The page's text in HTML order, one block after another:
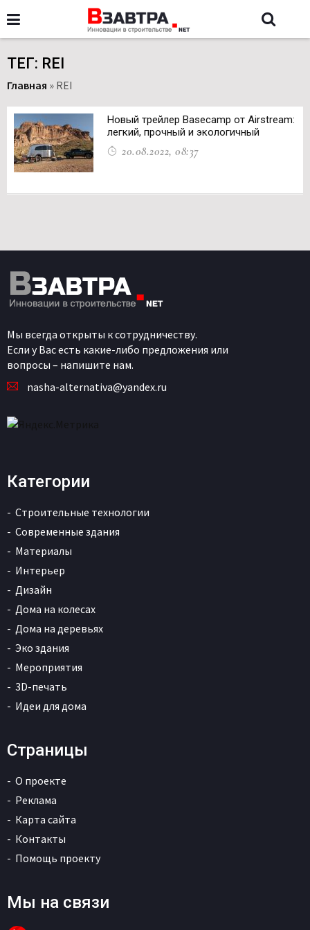
ТЕГ: REI
Главная » REI
Новый трейлер Basecamp от Airstream:
легкий, прочный и экологичный
20.08.2022, 08:37
Мы всегда открыты к сотрудничеству.
Если у Вас есть какие-либо предложения или
вопросы – напишите нам.
nasha-alternativa@yandex.ru
Категории
Строительные технологии
Современные здания
Материалы
Интерьер
Дизайн
Дома на колесах
Дома на деревьях
Эко здания
Мероприятия
3D-печать
Идеи для дома
Страницы
О проекте
Реклама
Карта сайта
Контакты
Помощь проекту
Мы на связи